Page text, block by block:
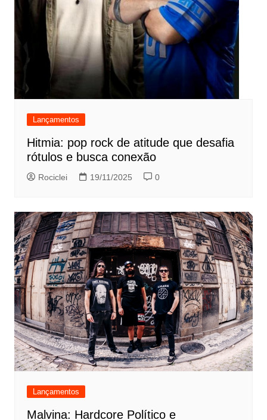
Lançamentos
Hitmia: pop rock de atitude que desafia
rótulos e busca conexão
Rociclei 19/11/2025 0
Lançamentos
Malvina: Hardcore Político e